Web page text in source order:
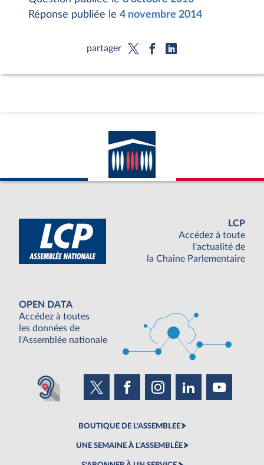
Réponse publiée le 4 novembre 2014
partager
LCP
Accédez à toute
l'actualité de
la Chaine Parlementaire
OPEN DATA
Accédez à toutes
les données de
l'Assemblée nationale
BOUTIQUE DE L'ASSEMBLEE
UNE SEMAINE À L'ASSEMBLÉE